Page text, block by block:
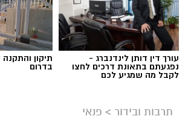
תגים:פסטיבל אשדודאנס 2023
עורך דין דותן לינדנברג -
נפגעתם בתאונת דרכים לחצו
לקבל מה שמגיע לכם
תיקון
בדרום
תרבות ובידור > פנאי